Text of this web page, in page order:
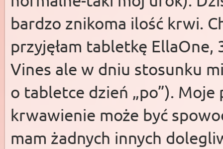
bardzo znikoma ilość krwi.
przyjęłam tabletkę
Vines ale w dniu stosunku
o tabletce dzień „po”).
krwawienie może być
mam żadnych innych